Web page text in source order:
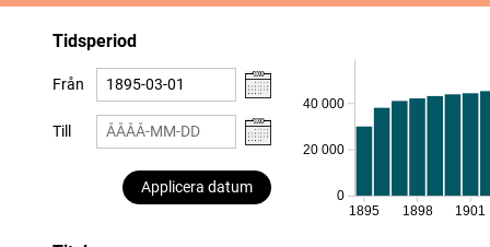
Tidsperiod
Från
Till
Applicera datum
0
20 000
40 000
1895 1898 1901